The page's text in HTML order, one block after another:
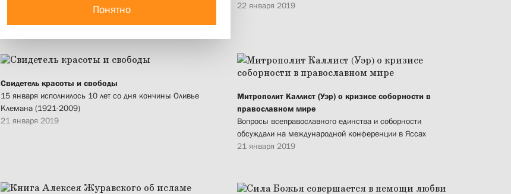
22 января 2019
Свидетель красоты и свободы
15 января исполнилось 10 лет со дня кончины Оливье
Клемана (1921-2009)
21 января 2019
Митрополит Каллист (Уэр) о кризисе соборности в
православном мире
Вопросы всеправославного единства и соборности
обсуждали на международной конференции в Яссах
21 января 2019
Понятно